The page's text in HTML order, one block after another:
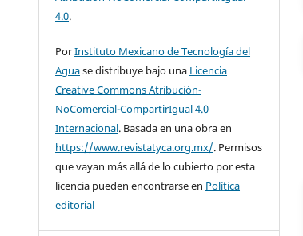
4.0.
PorInstituto Mexicano de Tecnología del
Aguase distribuye bajo una Licencia
Creative Commons Atribución-
NoComercial-CompartirIgual 4.0
Internacional. Basada en una obra en
https://www.revistatyca.org.mx/. Permisos
que vayan más allá de lo cubierto por esta
licencia pueden encontrarse en Política
editorial